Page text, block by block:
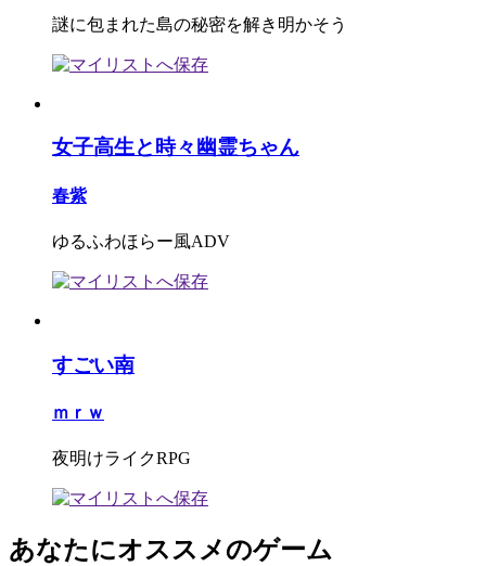
謎に包まれた島の秘密を解き明かそう
女子高生と時々幽霊ちゃん
春紫
ゆるふわほらー風ADV
すごい南
ｍｒｗ
夜明けライクRPG
あなたにオススメのゲーム